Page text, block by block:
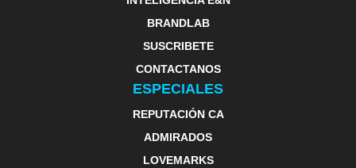
BRANDLAB
SUSCRIBETE
CONTACTANOS
ESPECIALES
REPUTACIÓN CA
ADMIRADOS
LOVEMARKS